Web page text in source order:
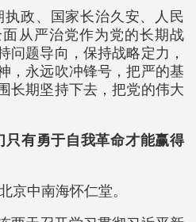
执政、国家长治久安、人民
从严治党作为党的长期战
问题导向，保持战略定力，
，永远吹冲锋号，把严的基
长期坚持下去，把党的伟大
有勇于自我革命才能赢得
京中南海怀仁堂。